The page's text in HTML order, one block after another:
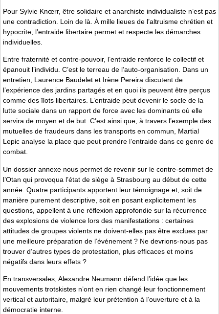
Pour Sylvie Knœrr, être solidaire et anarchiste individualiste n’est pas
une contradiction. Loin de là. À mille lieues de l’altruisme chrétien et
hypocrite, l’entraide libertaire permet et respecte les démarches
individuelles.
Entre fraternité et contre-pouvoir, l’entraide renforce le collectif et
épanouit l’individu. C’est le terreau de l’auto-organisation. Dans un
entretien, Laurence Baudelet et Irène Pereira discutent de
l’expérience des jardins partagés et en quoi ils peuvent être perçus
comme des îlots libertaires. L’entraide peut devenir le socle de la
lutte sociale dans un rapport de force avec les dominants où elle
servira de moyen et de but. C’est ainsi que, à travers l’exemple des
mutuelles de fraudeurs dans les transports en commun, Martial
Lepic analyse la place que peut prendre l’entraide dans ce genre de
combat.
Un dossier annexe nous permet de revenir sur le contre-sommet de
l’Otan qui provoqua l’état de siège à Strasbourg au début de cette
année. Quatre participants apportent leur témoignage et, soit de
manière purement descriptive, soit en posant explicitement les
questions, appellent à une réflexion approfondie sur la récurrence
des explosions de violence lors des manifestations : certaines
attitudes de groupes violents ne doivent-elles pas être exclues par
une meilleure préparation de l’événement ? Ne devrions-nous pas
trouver d’autres types de protestation, plus efficaces et moins
négatifs dans leurs effets ?
En transversales, Alexandre Neumann défend l’idée que les
mouvements trotskistes n’ont en rien changé leur fonctionnement
vertical et autoritaire, malgré leur prétention à l’ouverture et à la
démocratie interne.